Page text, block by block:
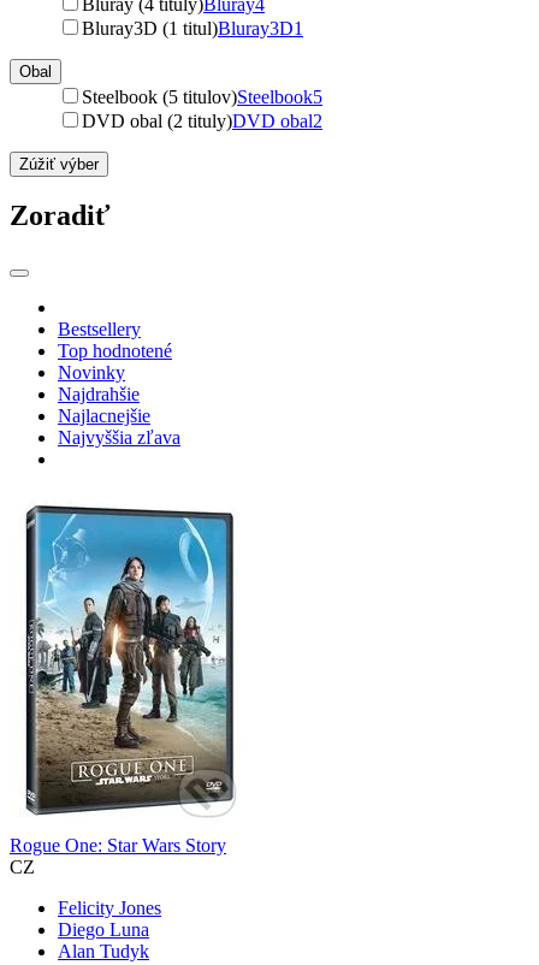
Bluray3D (1 titul)Bluray3D1
Obal
Steelbook (5 titulov)Steelbook5
DVD obal (2 tituly)DVD obal2
Zúžiť výber
Zoradiť
Bestsellery
Top hodnotené
Novinky
Najdrahšie
Najlacnejšie
Najvyššia zľava
Rogue One: Star Wars Story
CZ
Felicity Jones
Diego Luna
Alan Tudyk